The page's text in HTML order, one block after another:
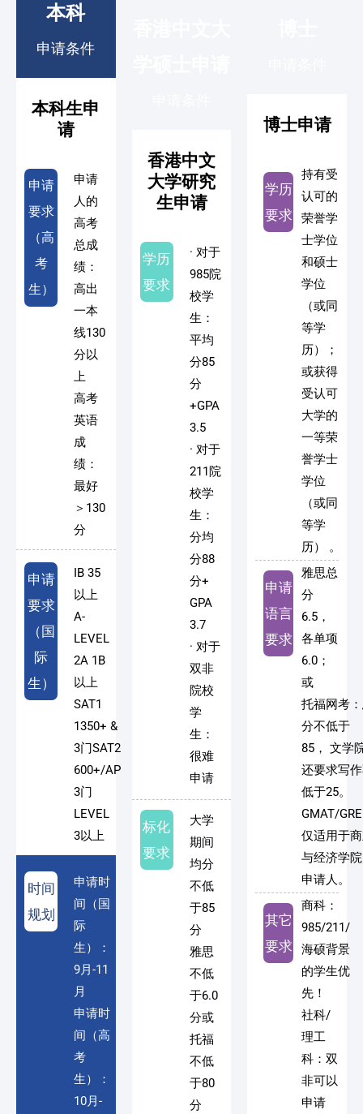
本科
申请条件
本科生申
请
申请
要求
（高
考
生）
申请
人的
高考
总成
绩：
高出
一本
线130
分以
上
高考
英语
成
绩：
最好
＞130
分
申请
要求
（国
际
生）
IB 35
以上
A-
LEVEL
2A 1B
以上
SAT1
1350+ &
3门SAT2
600+/AP
3门
LEVEL
3以上
时间
规划
申请时
间（国
际
生）：
9月-11
月
申请时
间（高
考
生）：
10月-
香港中文
大学研究
生申请
学历
要求
· 对于
985院
校学
生：
平均
分85
分
+GPA
3.5
· 对于
211院
校学
生：
分均
分88
分+
GPA
3.7
· 对于
双非
院校
学
生：
很难
申请
标化
要求
大学
期间
均分
不低
于85
分
雅思
不低
于6.0
分或
托福
不低
于80
分
博士申请
学历
要求
持有受
认可的
荣誉学
士学位
和硕士
学位
（或同
等学
历）；
或获得
受认可
大学的
一等荣
誉学士
学位
（或同
等学
历） 。
申请
语言
要求
雅思总
分
6.5，
各单项
6.0；
或
托福网考
分不低于
85， 文学
还要求写
低于25。
GMAT/
仅适用于
与经济学
申请人。
其它
要求
商科：
985/211/
海硕背景
的学生优
先！
社科/
理工
科：双
非可以
申请